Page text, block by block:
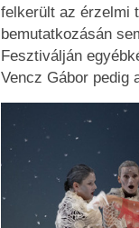
felkerült az érzelmi
bemutatkozásán
Fesztiválján
Vencz Gábor pedig